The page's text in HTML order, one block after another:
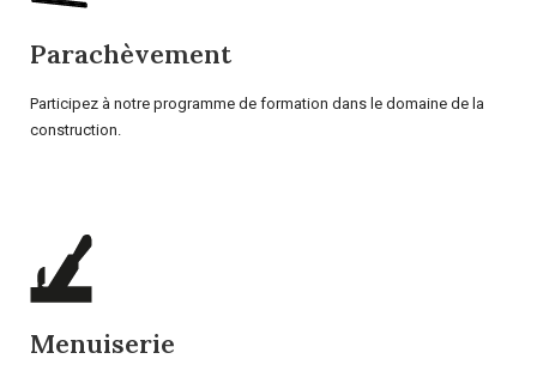
Parachèvement
Participez à notre programme de formation dans le domaine de la
construction.
Menuiserie